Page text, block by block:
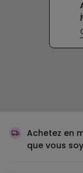
Achetez en
que vous